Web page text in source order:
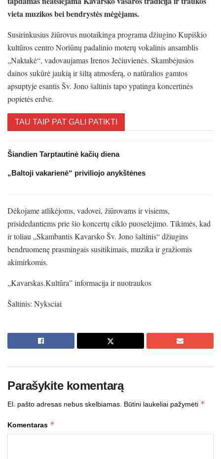
vieta muzikos bei bendrystės mėgėjams.
Susirinkusius žiūrovus nuotaikinga programa džiugino Kupiškio
kultūros centro Noriūnų padalinio moterų vokalinis ansamblis
„Naktakė“, vadovaujamas Irenos Ječiuvienės. Skambėjusios
dainos sukūrė jaukią ir šiltą atmosferą, o natūralios gamtos
apsuptyje esantis Šv. Jono šaltinis tapo ypatinga koncertinės
popietės erdve.
TAU TAIP PAT GALI PATIKTI
Šiandien Tarptautinė kačių diena
„Baltoji vakarienė“ priviliojo anykštėnes
Dėkojame atlikėjoms, vadovei, žiūrovams ir visiems,
prisidedantiems prie šio koncertų ciklo puoselėjimo. Tikimės, kad
ir toliau „Skambantis Kavarsko Šv. Jono šaltinis“ džiugins
bendruomenę prasmingais susitikimais, muzika ir gražiomis
akimirkomis.
„Kavarskas.Kultūra” informacija ir nuotraukos
Šaltinis: Nyksciai
Parašykite komentarą
El. pašto adresas nebus skelbiamas. Būtini laukeliai pažymėti *
Komentaras *